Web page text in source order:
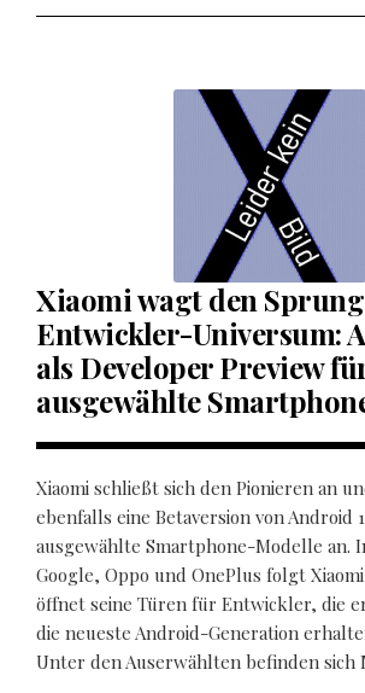
Xiaomi wagt den
Entwickler-Universum:
als Developer Preview
ausgewählte
Xiaomi schließt sich den Pionieren an
ebenfalls eine Betaversion von Android
ausgewählte Smartphone-Modelle an.
Google, Oppo und OnePlus folgt
öffnet seine Türen für Entwickler, die
die neueste Android-Generation
Unter den Auserwählten befinden sich